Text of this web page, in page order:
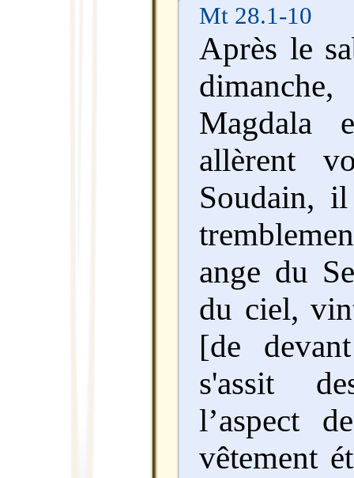
Mt 28.1-10
Après le
Magdala
allèrent
Soudain,
ange du
du ciel,
[de
s'assit
l’aspect
vêtement